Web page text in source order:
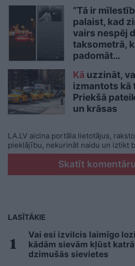
“Tā ir
palaist, kad
vairs nespēj
taksometrā,
padomāt…
Kā uzzināt,
izmantots kā
Priekšā
un krāsas
LA.LV aicina portāla lietotājus,
pieklājību, nekurināt naidu un iztikt
Skatīt
LASĪTĀKIE
Vai esi izvilcis laimīgo
kādām sievām kļūst
dzimušās sievietes